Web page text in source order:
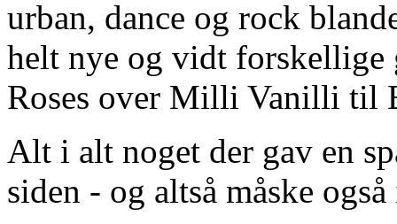
urban, dance og rock
helt nye og vidt forskellige
Roses over Milli Vanilli til
Alt i alt noget der gav en
siden - og altså måske